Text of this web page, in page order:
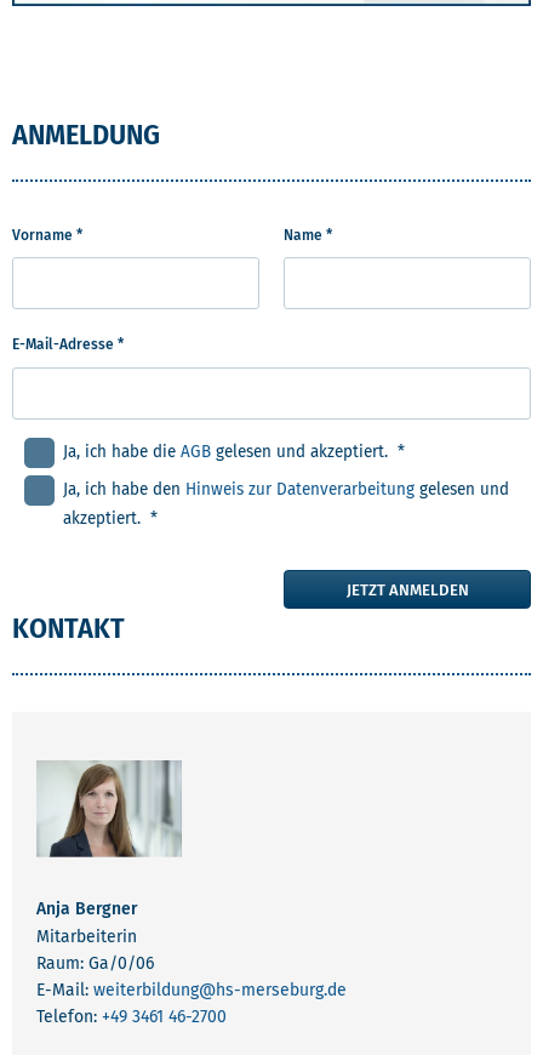
ANMELDUNG
Vorname * Name *
E-Mail-Adresse *
Ja, ich habe die AGB gelesen und akzeptiert. *
Ja, ich habe den Hinweis zur Datenverarbeitung gelesen und
akzeptiert. *
JETZT ANMELDEN
KONTAKT
Anja Bergner
Mitarbeiterin
Raum: Ga/0/06
E-Mail: weiterbildung@hs-merseburg.de
Telefon: +49 3461 46-2700